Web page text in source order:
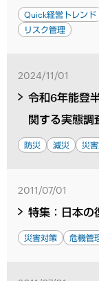
Quick経営トレンド
リスク管理
2024/11/01
令和6年能登
関する実態調
防災 減災 災
2011/07/01
特集：日本の
災害対策 危機管